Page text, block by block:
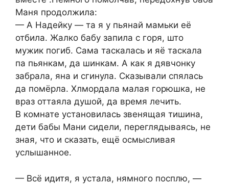
Маня продолжила:
— А Надейку — та я у пьянай мамьки её
отбила. Жалко бабу запила с горя, што
мужик погиб. Сама таскалась и яё таскала
па пьянкам, да шинкам. А как я дявчонку
забрала, яна и сгинула. Сказывали спялась
да помёрла. Хлмордала малая горюшка, не
враз оттаяла душой, да время лечить.
В комнате установилась звенящая тишина,
дети бабы Мани сидели, переглядываясь, не
зная, что и сказать, ещё осмысливая
услышанное.
— Всё идитя, я устала, нямного посплю, —